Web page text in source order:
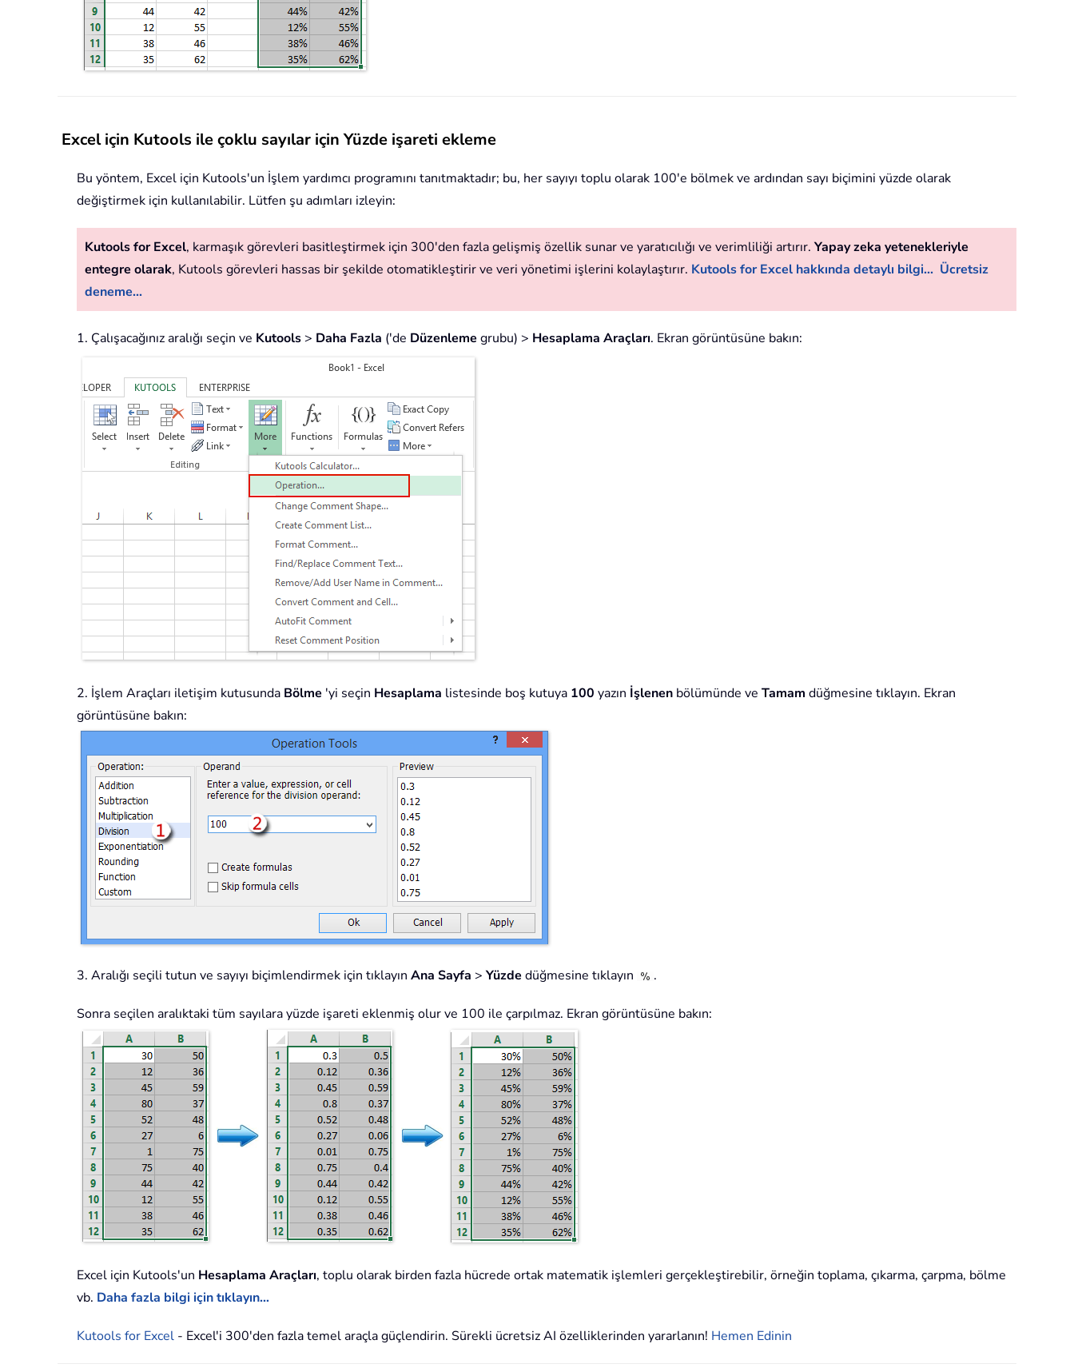
Excel için Kutools ile çoklu sayılar için Yüzde işareti ekleme
Bu yöntem, Excel için Kutools'un İşlem yardımcı programını tanıtmaktadır; bu, her sayıyı toplu olarak 100'e bölmek ve ardından sayı biçimini yüzde olarak
değiştirmek için kullanılabilir. Lütfen şu adımları izleyin:
Kutools for Excel, karmaşık görevleri basitleştirmek için 300'den fazla gelişmiş özellik sunar ve yaratıcılığı ve verimliliği artırır. Yapay zeka yetenekleriyle
entegre olarak, Kutools görevleri hassas bir şekilde otomatikleştirir ve veri yönetimi işlerini kolaylaştırır. Kutools for Excel hakkında detaylı bilgi... Ücretsiz
deneme...
1. Çalışacağınız aralığı seçin ve Kutools > Daha Fazla ('de Düzenleme grubu) > Hesaplama Araçları. Ekran görüntüsüne bakın:
2. İşlem Araçları iletişim kutusunda Bölme 'yi seçin Hesaplama listesinde boş kutuya 100 yazın İşlenen bölümünde ve Tamam düğmesine tıklayın. Ekran
görüntüsüne bakın:
3. Aralığı seçili tutun ve sayıyı biçimlendirmek için tıklayın Ana Sayfa > Yüzde düğmesine tıklayın .
Sonra seçilen aralıktaki tüm sayılara yüzde işareti eklenmiş olur ve 100 ile çarpılmaz. Ekran görüntüsüne bakın:
Excel için Kutools'un Hesaplama Araçları, toplu olarak birden fazla hücrede ortak matematik işlemleri gerçekleştirebilir, örneğin toplama, çıkarma, çarpma, bölme
vb. Daha fazla bilgi için tıklayın…
Kutools for Excel - Excel'i 300'den fazla temel araçla güçlendirin. Sürekli ücretsiz AI özelliklerinden yararlanın! Hemen Edinin